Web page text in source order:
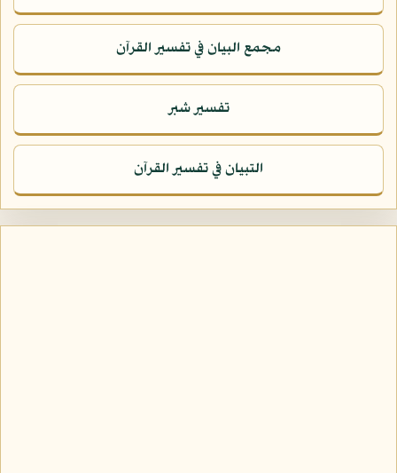
مجمع البيان في تفسير القرآن
تفسير شبر
التبيان في تفسير القرآن